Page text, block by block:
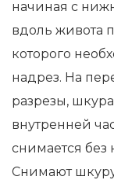
начиная с
вдоль живота
которого
надрез. На
разрезы,
внутренней
снимается без
Снимают